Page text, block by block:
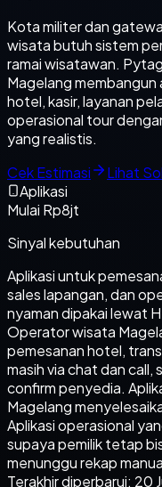
Kota militer dan
wisata butuh sistem
ramai wisatawan.
Magelang membangun
hotel, kasir, layanan
operasional tour
yang realistis.
Cek Estimasi
Lihat
Aplikasi
Mulai Rp8jt
Sinyal kebutuhan
Aplikasi untuk
sales lapangan, dan
nyaman dipakai lewat
Operator wisata
pemesanan hotel,
masih via chat dan
confirm penyedia.
Magelang
Aplikasi operasional
supaya pemilik tetap
menunggu rekap
Terakhir diperbarui: 20